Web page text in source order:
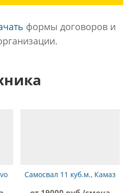
формы договоров и
Самосвал 11 куб.м., Камаз